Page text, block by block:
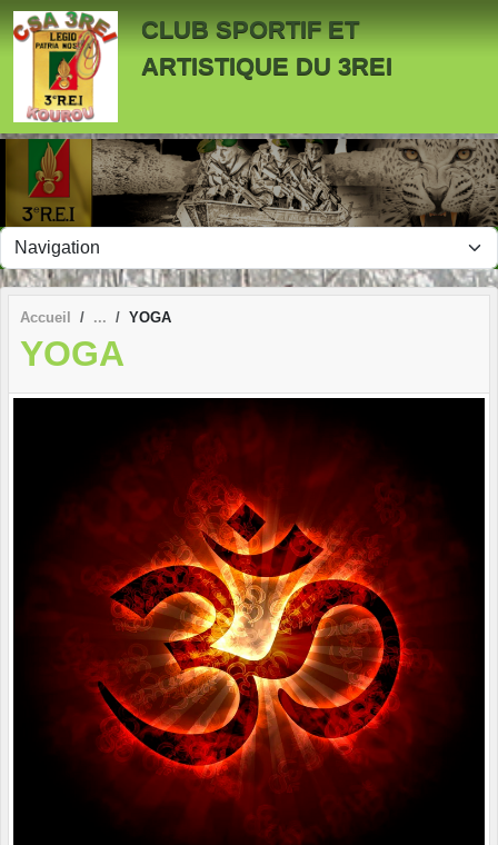
CLUB SPORTIF ET
ARTISTIQUE DU 3REI
Accueil YOGA
YOGA
Panneau de gestion des cookies